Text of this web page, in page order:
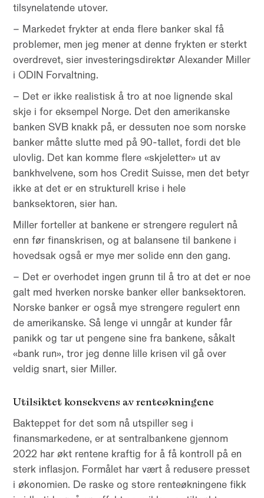
tilsynelatende utover.
– Markedet frykter at enda flere banker skal få
problemer, men jeg mener at denne frykten er sterkt
overdrevet, sier investeringsdirektør Alexander Miller
i ODIN Forvaltning.
– Det er ikke realistisk å tro at noe lignende skal
skje i for eksempel Norge. Det den amerikanske
banken SVB knakk på, er dessuten noe som norske
banker måtte slutte med på 90-tallet, fordi det ble
ulovlig. Det kan komme flere «skjeletter» ut av
bankhvelvene, som hos Credit Suisse, men det betyr
ikke at det er en strukturell krise i hele
banksektoren, sier han.
Miller forteller at bankene er strengere regulert nå
enn før finanskrisen, og at balansene til bankene i
hovedsak også er mye mer solide enn den gang.
– Det er overhodet ingen grunn til å tro at det er noe
galt med hverken norske banker eller banksektoren.
Norske banker er også mye strengere regulert enn
de amerikanske. Så lenge vi unngår at kunder får
panikk og tar ut pengene sine fra bankene, såkalt
«bank run», tror jeg denne lille krisen vil gå over
veldig snart, sier Miller.
Utilsiktet konsekvens av renteøkningene
Bakteppet for det som nå utspiller seg i
finansmarkedene, er at sentralbankene gjennom
2022 har økt rentene kraftig for å få kontroll på en
sterk inflasjon. Formålet har vært å redusere presset
i økonomien. De raske og store renteøkningene fikk